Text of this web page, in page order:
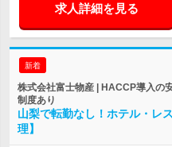
求人詳細を見る
新着
株式会社富士物産 | HACCP導入の
制度あり
山梨で転勤なし！ホテル・レ
理】